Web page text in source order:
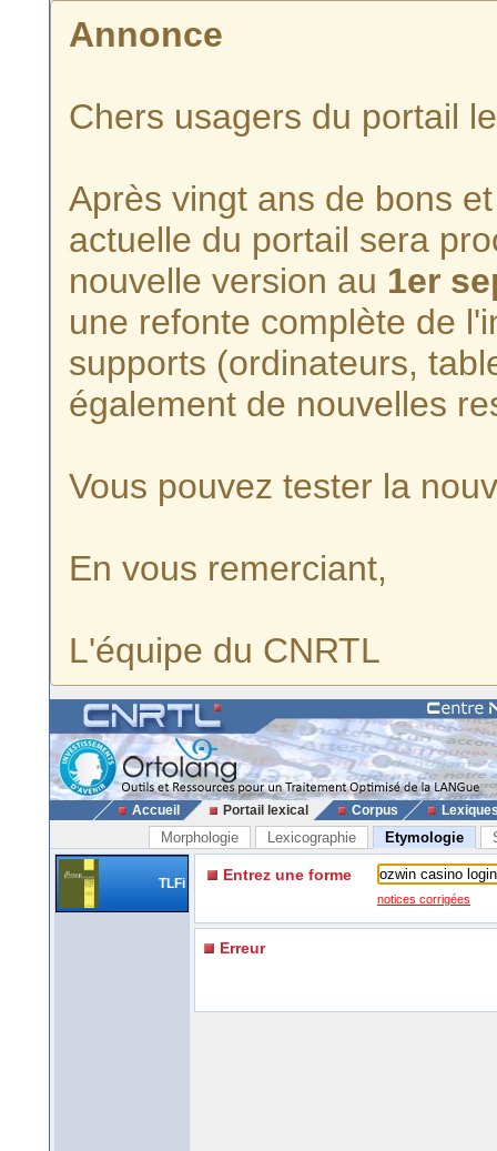
Annonce
Chers usagers du portail
Après vingt ans de bons
actuelle du portail sera
nouvelle version au 1er
une refonte complète de
supports (ordinateurs,
également de nouvelles
Vous pouvez tester la
En vous remerciant,
L'équipe du CNRTL
Accueil Portail lexical Corpus
Morphologie Lexicographie Etymologie
TLFi Entrez une forme
notices corrigées
Erreur